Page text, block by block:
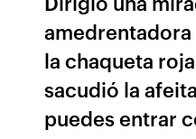
la chaqueta
sacudió la
puedes entrar